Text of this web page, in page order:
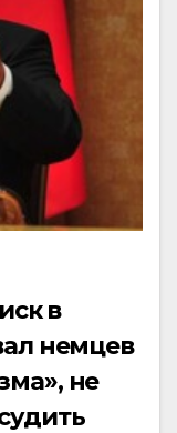
в
немцев
не